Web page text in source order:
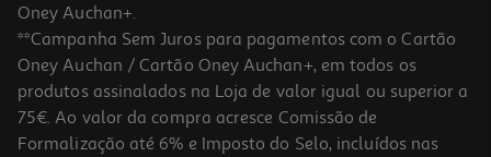
Oney Auchan+.
**Campanha Sem Juros para pagamentos com o Cartão
Oney Auchan / Cartão Oney Auchan+, em todos os
produtos assinalados na Loja de valor igual ou superior a
75€. Ao valor da compra acresce Comissão de
Formalização até 6% e Imposto do Selo, incluídos nas